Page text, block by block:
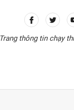
Trang thông tin chạy